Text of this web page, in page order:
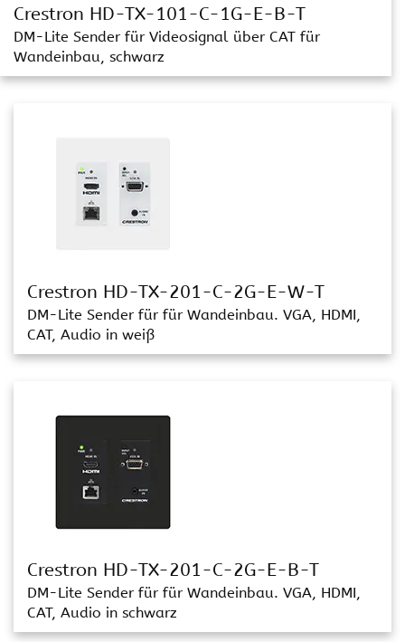
Crestron HD-TX-101-C-1G-E-B-T
DM-Lite Sender für Videosignal über CAT für
Wandeinbau, schwarz
Crestron HD-TX-201-C-2G-E-W-T
DM-Lite Sender für für Wandeinbau. VGA, HDMI,
CAT, Audio in weiß
Crestron HD-TX-201-C-2G-E-B-T
DM-Lite Sender für für Wandeinbau. VGA, HDMI,
CAT, Audio in schwarz